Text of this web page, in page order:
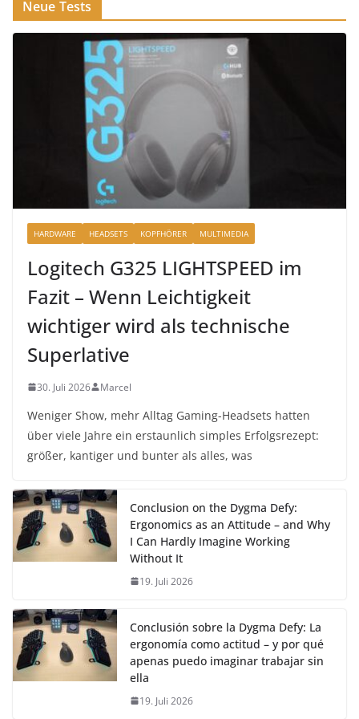
Neue Tests
HARDWARE HEADSETS KOPFHÖRER MULTIMEDIA
Logitech G325 LIGHTSPEED im
Fazit – Wenn Leichtigkeit
wichtiger wird als technische
Superlative
30. Juli 2026 Marcel
Weniger Show, mehr Alltag Gaming-Headsets hatten
über viele Jahre ein erstaunlich simples Erfolgsrezept:
größer, kantiger und bunter als alles, was
Conclusion on the Dygma Defy:
Ergonomics as an Attitude – and Why
I Can Hardly Imagine Working
Without It
19. Juli 2026
Conclusión sobre la Dygma Defy: La
ergonomía como actitud – y por qué
apenas puedo imaginar trabajar sin
ella
19. Juli 2026